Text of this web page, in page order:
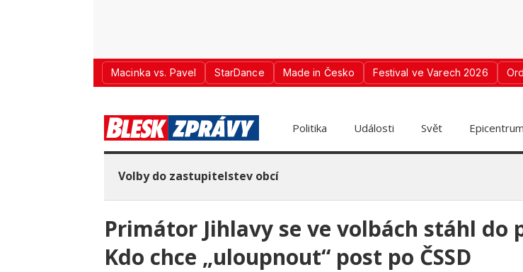
Macinka vs. Pavel StarDance Made in Česko Festival ve Varech 2026
Politika Události Svět Epicentrum
Volby do zastupitelstev obcí
Primátor Jihlavy se ve volbách stáhl do
Kdo chce „uloupnout“ post po ČSSD